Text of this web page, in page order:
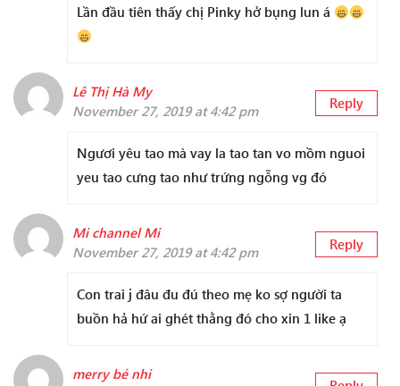
Lần đầu tiên thấy chị Pinky hở bụng lun á
Lê Thị Hà My
November 27, 2019 at 4:42 pm
Reply
Ngươi yêu tao mà vay la tao tan vo mồm nguoi
yeu tao cưng tao như trứng ngỗng vg đó
Mi channel Mi
November 27, 2019 at 4:42 pm
Reply
Con trai j đâu đu đú theo mẹ ko sợ người ta
buồn hả hứ ai ghét thằng đó cho xin 1 like ạ
merry bé nhi